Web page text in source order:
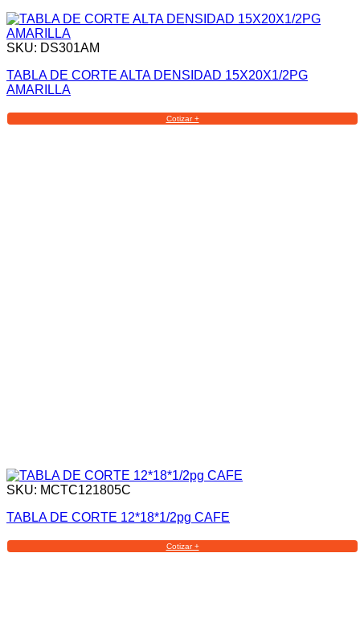
SKU: DS301AM
TABLA DE CORTE ALTA DENSIDAD 15X20X1/2PG
AMARILLA
Cotizar +
SKU: MCTC121805C
TABLA DE CORTE 12*18*1/2pg CAFE
Cotizar +